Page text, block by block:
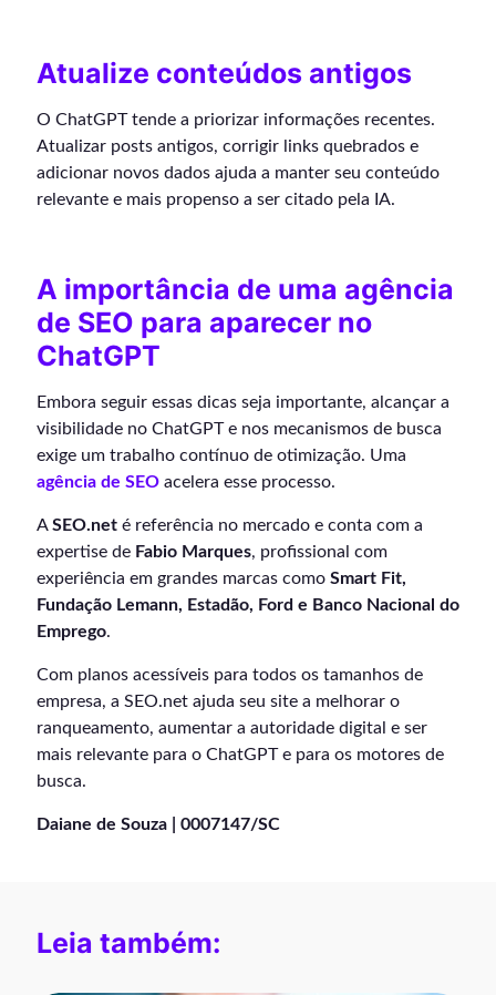
Atualize conteúdos antigos
O ChatGPT tende a priorizar informações recentes.
Atualizar posts antigos, corrigir links quebrados e
adicionar novos dados ajuda a manter seu conteúdo
relevante e mais propenso a ser citado pela IA.
A importância de uma agência
de SEO para aparecer no
ChatGPT
Embora seguir essas dicas seja importante, alcançar a
visibilidade no ChatGPT e nos mecanismos de busca
exige um trabalho contínuo de otimização. Uma
agência de SEO acelera esse processo.
ASEO.net é referência no mercado e conta com a
expertise de Fabio Marques, profissional com
experiência em grandes marcas como Smart Fit,
Fundação Lemann, Estadão, Ford e Banco Nacional do
Emprego.
Com planos acessíveis para todos os tamanhos de
empresa, a SEO.net ajuda seu site a melhorar o
ranqueamento, aumentar a autoridade digital e ser
mais relevante para o ChatGPT e para os motores de
busca.
Daiane de Souza | 0007147/SC
Leia também: